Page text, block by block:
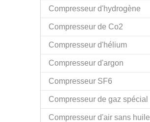
Compresseur d'hydrogène
Compresseur de Co2
Compresseur d'hélium
Compresseur d'argon
Compresseur SF6
Compresseur de gaz spécial
Compresseur d'air sans huile